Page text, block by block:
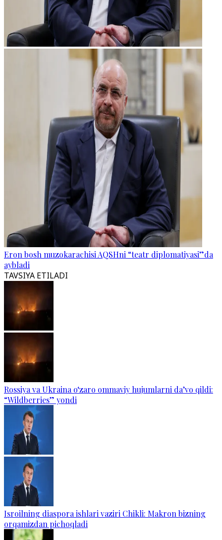
Eron bosh muzokarachisi AQSHni “teatr diplomatiyasi”da
aybladi
TAVSIYA ETILADI
Rossiya va Ukraina o‘zaro ommaviy hujumlarni da’vo qildi:
“Wildberries” yondi
Isroilning diaspora ishlari vaziri Chikli: Makron bizning
orqamizdan pichoqladi